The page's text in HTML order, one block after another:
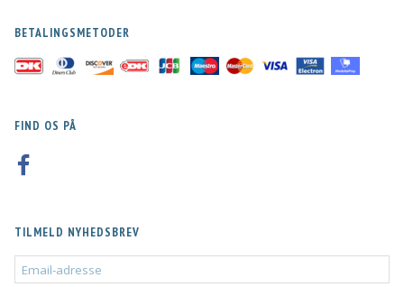
BETALINGSMETODER
FIND OS PÅ
TILMELD NYHEDSBREV
EMAIL-
ADRESSE